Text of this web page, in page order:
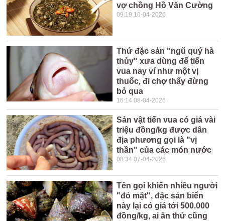
vợ chồng Hồ Văn Cường
09:19 10-04-2026
Thứ đặc sản "ngũ quý hà
thủy" xưa dùng để tiến
vua nay ví như một vị
thuốc, đi chợ thấy đừng
bỏ qua
16:14 08-04-2026
Sản vật tiến vua có giá vài
triệu đồng/kg được dân
địa phương gọi là "vị
thần" của các món nước
08:34 07-04-2026
Tên gọi khiến nhiều người
"đỏ mặt", đặc sản biển
này lại có giá tới 500.000
đồng/kg, ai ăn thử cũng